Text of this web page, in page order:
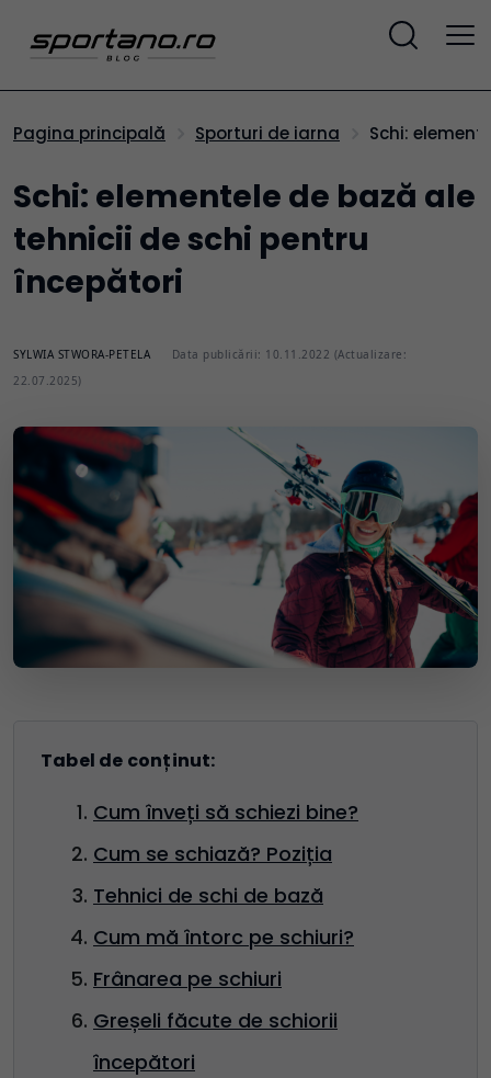
Pagina principală Sporturi de iarna Schi:
Schi: elementele de bază ale
tehnicii de schi pentru
începători
SYLWIA STWORA-PETELA
Data publicării: 10.11.2022 (Actualizare:
22.07.2025)
Tabel de conținut:
Cum înveți să schiezi bine?
Cum se schiază? Poziția
Tehnici de schi de bază
Cum mă întorc pe schiuri?
Frânarea pe schiuri
Greșeli făcute de schiorii
începători